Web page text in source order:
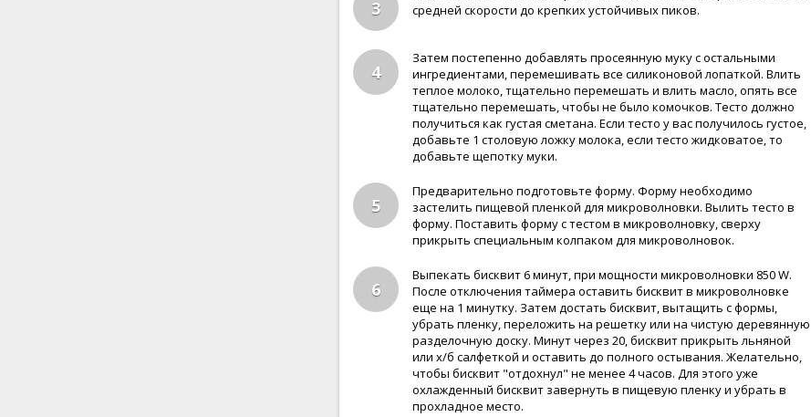
3
средней скорости до крепких устойчивых пиков.
4
Затем постепенно добавлять просеянную муку с остальными
ингредиентами, перемешивать все силиконовой лопаткой. Влить
теплое молоко, тщательно перемешать и влить масло, опять все
тщательно перемешать, чтобы не было комочков. Тесто должно
получиться как густая сметана. Если тесто у вас получилось густое,
добавьте 1 столовую ложку молока, если тесто жидковатое, то
добавьте щепотку муки.
5
Предварительно подготовьте форму. Форму необходимо
застелить пищевой пленкой для микроволновки. Вылить тесто в
форму. Поставить форму с тестом в микроволновку, сверху
прикрыть специальным колпаком для микроволновок.
6
Выпекать бисквит 6 минут, при мощности микроволновки 850 W.
После отключения таймера оставить бисквит в микроволновке
еще на 1 минутку. Затем достать бисквит, вытащить с формы,
убрать пленку, переложить на решетку или на чистую деревянную
разделочную доску. Минут через 20, бисквит прикрыть льняной
или х/б салфеткой и оставить до полного остывания. Желательно,
чтобы бисквит "отдохнул" не менее 4 часов. Для этого уже
охлажденный бисквит завернуть в пищевую пленку и убрать в
прохладное место.